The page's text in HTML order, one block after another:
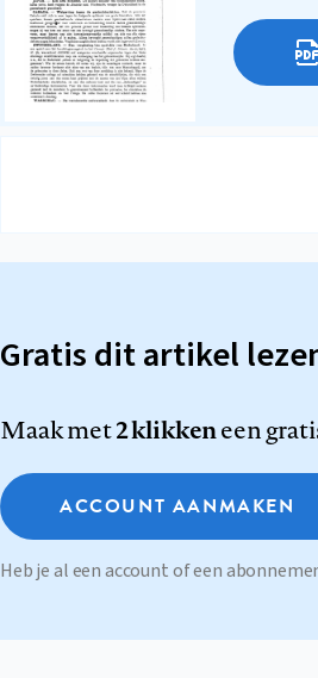
Gratis dit artikel
Maak met2 klikkeneen
ACCOUNT AANMAKEN
Heb je al een account of een